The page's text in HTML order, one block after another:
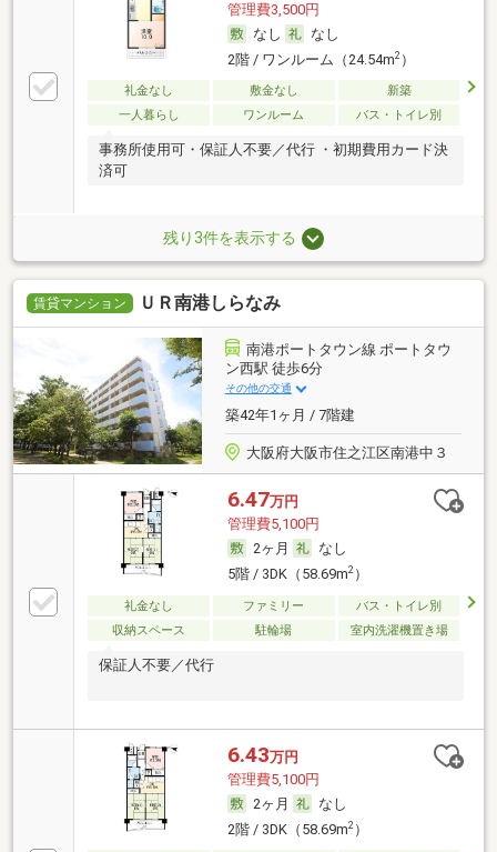
管理費3,500円
なし
なし
2階 / ワンルーム（24.54m2）
礼金なし 敷金なし
新築
一人暮らし
ワンルーム バス・トイレ別
事務所使用可・保証人不要／代行 ・初期費用カード決
済可
残り3件を表示する
賃貸マンション ＵＲ南港しらなみ
南港ポートタウン線 ポートタウ
ン西駅 徒歩6分
その他の交通
築42年1ヶ月 / 7階建
大阪府大阪市住之江区南港中３
6.47万円
管理費5,100円
2ヶ月
なし
5階 / 3DK（58.69m2）
礼金なし ファミリー
バス・トイレ別
収納スペース
駐輪場 室内洗濯機置き場
保証人不要／代行
6.43万円
管理費5,100円
2ヶ月
なし
2階 / 3DK（58.69m2）